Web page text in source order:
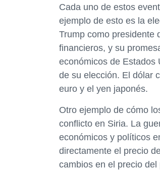
Cada uno de estos
ejemplo de esto es la
Trump como presidente
financieros, y su
económicos de Estados
de su elección. El dólar
euro y el yen japonés.
Otro ejemplo de cómo
conflicto en Siria. La
económicos y políticos
directamente el precio
cambios en el precio